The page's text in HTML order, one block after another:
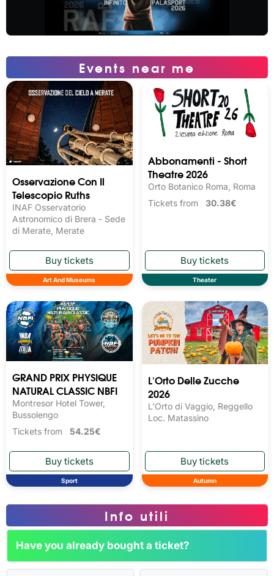
Events near me
Osservazione Con Il
Telescopio Ruths
INAF Osservatorio
Astronomico di Brera - Sede
di Merate, Merate
Art And Museums
Abbonamenti - Short
Theatre 2026
Orto Botanico Roma, Roma
Tickets from 30.38€
Theater
GRAND PRIX PHYSIQUE
NATURAL CLASSIC NBFI
Montresor Hotel Tower,
Bussolengo
Tickets from 54.25€
Sport
L'Orto Delle Zucche
2026
L'Orto di Vaggio, Reggello
Loc. Matassino
Autumn
Info utili
Have you already bought a ticket?